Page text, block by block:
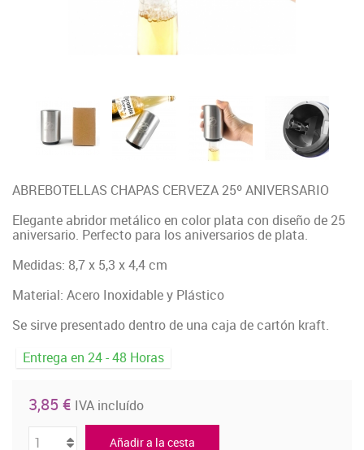
ABREBOTELLAS CHAPAS CERVEZA 25º ANIVERSARIO
Elegante abridor metálico en color plata con diseño de 25
aniversario. Perfecto para los aniversarios de plata.
Medidas: 8,7 x 5,3 x 4,4 cm
Material: Acero Inoxidable y Plástico
Se sirve presentado dentro de una caja de cartón kraft.
Entrega en 24 - 48 Horas
3,85 € IVA incluído
Añadir a la cesta